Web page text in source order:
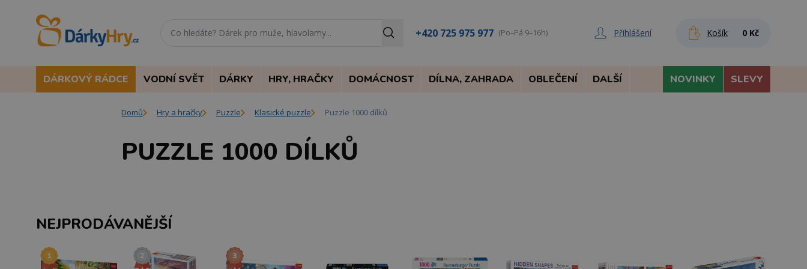
+420 725 975 977 (Po–Pá 9–16h) Přihlášení Košík 0 Kč
DÁRKOVÝ RÁDCE VODNÍ SVĚT DÁRKY HRY, HRAČKY DOMÁCNOST DÍLNA, ZAHRADA OBLEČENÍ DALŠÍ NOVINKY SLEVY
Domů Hry a hračky Puzzle Klasické puzzle Puzzle 1000 dílků
PUZZLE 1000 DÍLKŮ
NEJPRODÁVANĚJŠÍ